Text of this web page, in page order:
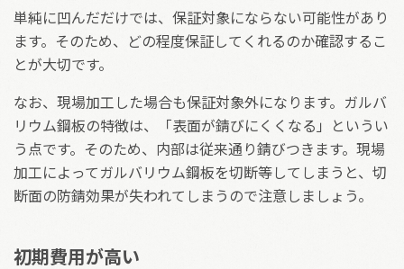
単純に凹んだだけでは、保証対象にならない可能性があり
ます。そのため、どの程度保証してくれるのか確認するこ
とが大切です。
なお、現場加工した場合も保証対象外になります。ガルバ
リウム鋼板の特徴は、「表面が錆びにくくなる」というい
う点です。そのため、内部は従来通り錆びつきます。現場
加工によってガルバリウム鋼板を切断等してしまうと、切
断面の防錆効果が失われてしまうので注意しましょう。
初期費用が高い